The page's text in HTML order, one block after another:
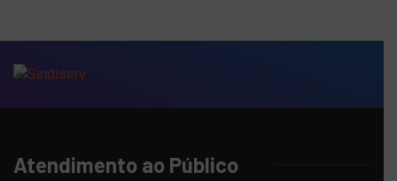
Atendimento ao Público